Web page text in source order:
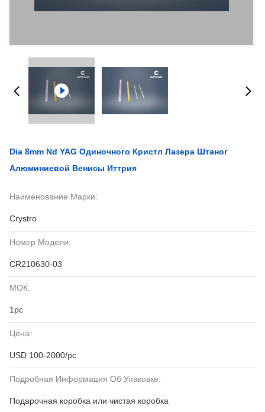
Dia 8mm Nd YAG Одиночного Кристл Лазера Штаног
Алюминиевой Венисы Иттрия
Наименование Марки:
Crystro
Номер Модели:
CR210630-03
МОК:
1pc
Цена:
USD 100-2000/pc
Подробная Информация Об Упаковке:
Подарочная коробка или чистая коробка